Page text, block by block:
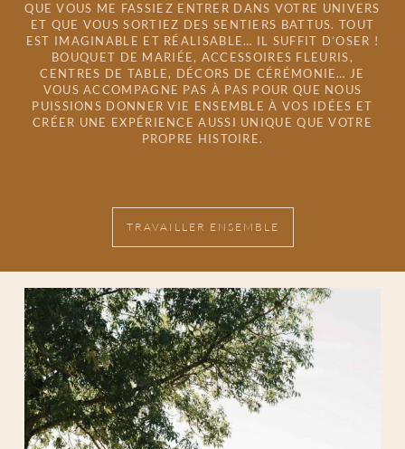
QUE VOUS ME FASSIEZ ENTRER DANS VOTRE UNIVERS
ET QUE VOUS SORTIEZ DES SENTIERS BATTUS. TOUT
EST IMAGINABLE ET RÉALISABLE… IL SUFFIT D’OSER !
BOUQUET DE MARIÉE, ACCESSOIRES FLEURIS,
CENTRES DE TABLE, DÉCORS DE CÉRÉMONIE… JE
VOUS ACCOMPAGNE PAS À PAS POUR QUE NOUS
PUISSIONS DONNER VIE ENSEMBLE À VOS IDÉES ET
CRÉER UNE EXPÉRIENCE AUSSI UNIQUE QUE VOTRE
PROPRE HISTOIRE.
TRAVAILLER ENSEMBLE